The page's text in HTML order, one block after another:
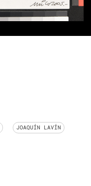
JOAQUÍN LAVÍN